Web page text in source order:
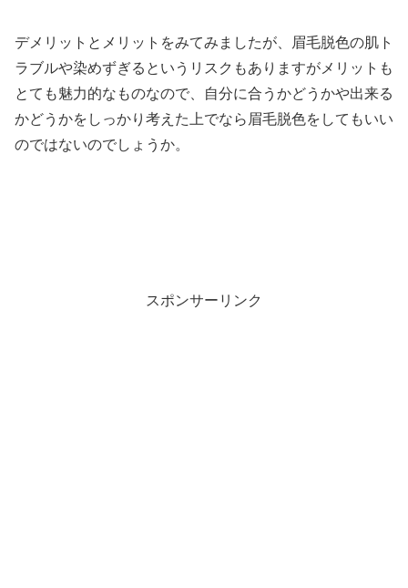
デメリットとメリットをみてみましたが、眉毛脱色の肌ト
ラブルや染めずぎるというリスクもありますがメリットも
とても魅力的なものなので、自分に合うかどうかや出来る
かどうかをしっかり考えた上でなら眉毛脱色をしてもいい
のではないのでしょうか。
スポンサーリンク